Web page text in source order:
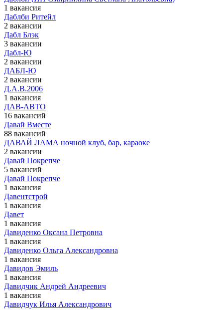
1 вакансия
Даблби Ритейл
2 вакансии
Дабл Блэк
3 вакансии
Дабл-Ю
2 вакансии
ДАБЛ-Ю
2 вакансии
Д.А.В.2006
1 вакансия
ДАВ-АВТО
16 вакансий
Давай Вместе
88 вакансий
ДАВАЙ ЛАМА ночной клуб, бар, караоке
2 вакансии
Давай Покрепче
5 вакансий
Давай Покрепче
1 вакансия
Давентстрой
1 вакансия
Давет
1 вакансия
Давиденко Оксана Петровна
1 вакансия
Давиденко Ольга Александровна
1 вакансия
Давидов Эмиль
1 вакансия
Давидчик Андрей Андреевич
1 вакансия
Давидчук Илья Александрович